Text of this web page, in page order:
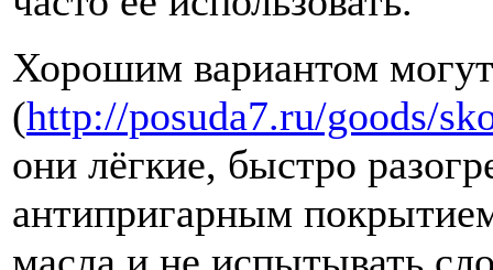
Хорошим вариантом
(http://posuda7.ru/goods/
они лёгкие, быстро
антипригарным